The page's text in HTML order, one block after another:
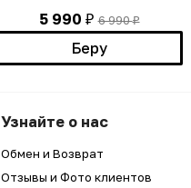
5 990 ₽ 6 990₽
Беру
Узнайте о нас
Обмен и Возврат
Отзывы и Фото клиентов